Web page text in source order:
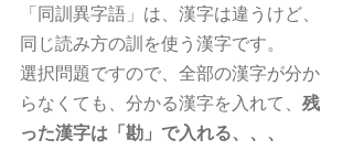
「同訓異字語」は、漢字は違うけど、
同じ読み方の訓を使う漢字です。
選択問題ですので、全部の漢字が分か
らなくても、分かる漢字を入れて、 残
った漢字は「勘」で入れる、、、